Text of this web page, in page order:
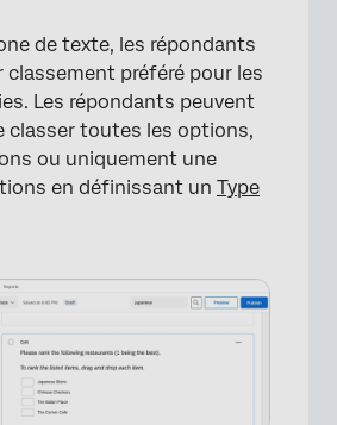
de texte, les répondants
classement préféré pour les
Les répondants peuvent
classer toutes les options,
ou uniquement une
en définissant un Type